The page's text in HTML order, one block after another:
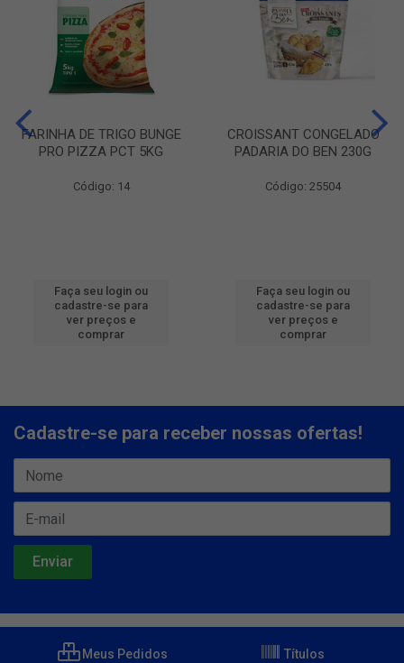
FARINHA DE TRIGO BUNGE
PRO PIZZA PCT 5KG
Código: 14
Faça seu login ou
cadastre-se para
ver preços e
comprar
CROISSANT CONGELADO
PADARIA DO BEN 230G
Código: 25504
Faça seu login ou
cadastre-se para
ver preços e
comprar
Cadastre-se para receber nossas ofertas!
Meus Pedidos Títulos